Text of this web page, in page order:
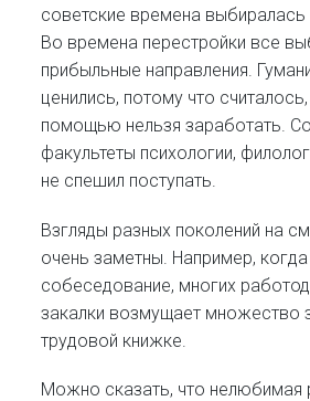
советские времена выбиралась
Во времена перестройки все
прибыльные направления.
ценились, потому что
помощью нельзя заработать.
факультеты психологии,
не спешил поступать.
Взгляды разных поколений на
очень заметны. Например,
собеседование, многих
закалки возмущает множество
трудовой книжке.
Можно сказать, что нелюбимая